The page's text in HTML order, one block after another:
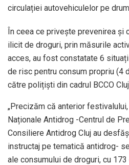
circulației autovehiculelor pe
În ceea ce privește prevenirea și
ilicit de droguri, prin măsurile
acces, au fost constatate 6
de risc pentru consum propriu (4
către polițiști din cadrul BCCO
„Precizăm că anterior
Naționale Antidrog -Centrul de
Consiliere Antidrog Cluj au
instructaj pe tematică antidrog-
ale consumului de droguri, cu